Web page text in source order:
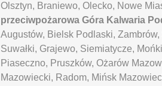
Olsztyn, Braniewo, Olecko, Nowe
przeciwpożarowa Góra Kalwaria
Augustów, Bielsk Podlaski,
Suwałki, Grajewo, Siemiatycze,
Piaseczno, Pruszków, Ożarów
Mazowiecki, Radom, Mińsk